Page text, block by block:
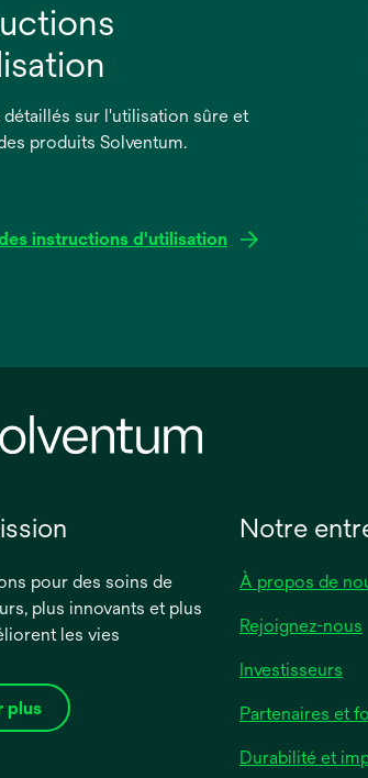
sur l'utilisation sûre et
produits Solventum.
instructions d'utilisation
pour des soins de
plus innovants et plus
les vies
plus
Notre
À propos de
Rejoignez-nous
Investisseurs
Partenaires et
Durabilité et